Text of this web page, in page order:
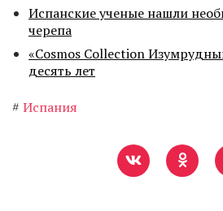
Испанские ученые нашли
черепа
«Cosmos Collection
десять лет
# Испания